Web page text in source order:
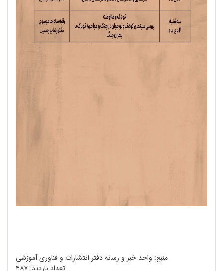
منبع: واحد خبر و رسانه دفتر انتشارات و فناوری آموزشی
تعداد بازدید: ۴۸۷